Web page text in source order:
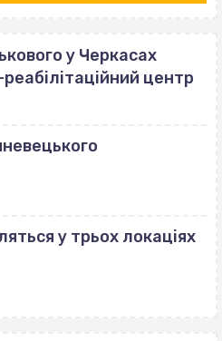
у Черкасах
центр
у трьох локаціях